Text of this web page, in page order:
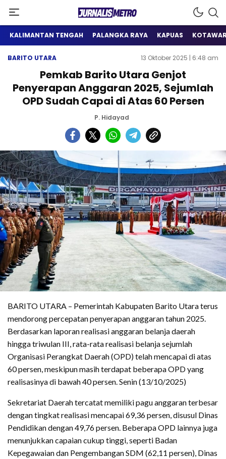
Jurnalis Metro
Satu Wadah Informasi
KALIMANTAN TENGAH PALANGKA RAYA KAPUAS
BARITO UTARA 13 Oktober 2025 | 6:48 am
Pemkab Barito Utara Genjot
Penyerapan Anggaran 2025, Sejumlah
OPD Sudah Capai di Atas 60 Persen
P. Hidayad
BARITO UTARA – Pemerintah Kabupaten Barito Utara terus
mendorong percepatan penyerapan anggaran tahun 2025.
Berdasarkan laporan realisasi anggaran belanja daerah
hingga triwulan III, rata-rata realisasi belanja sejumlah
Organisasi Perangkat Daerah (OPD) telah mencapai di atas
60 persen, meskipun masih terdapat beberapa OPD yang
realisasinya di bawah 40 persen. Senin (13/10/2025)
Sekretariat Daerah tercatat memiliki pagu anggaran terbesar
dengan tingkat realisasi mencapai 69,36 persen, disusul Dinas
Pendidikan dengan 49,76 persen. Beberapa OPD lainnya juga
menunjukkan capaian cukup tinggi, seperti Badan
Kepegawaian dan Pengembangan SDM (62,11 persen), Dinas